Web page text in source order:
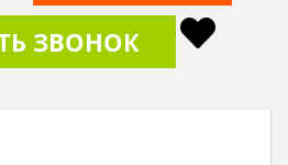
ЗВОНОК